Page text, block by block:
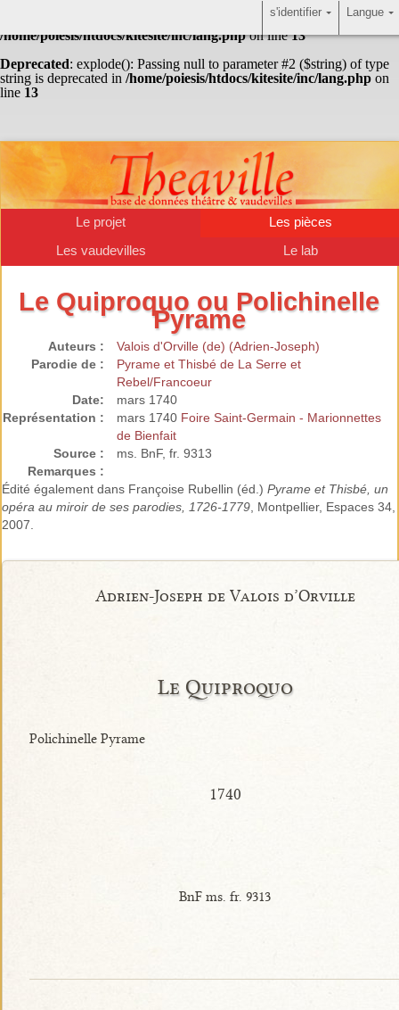
: Undefined array key "HTTP_ACCEPT_LANGUAGE" in
/home/poiesis/htdocs/kitesite/inc/lang.phpon line13
Deprecated: explode(): Passing null to parameter #2 ($string) of type
string is deprecated in /home/poiesis/htdocs/kitesite/inc/lang.php on
line 13
Le projet
Les pièces
Les vaudevilles
Le lab
Le Quiproquo ou Polichinelle
Pyrame
Auteurs :
Valois d'Orville (de) (Adrien-Joseph)
Parodie de :
Pyrame et Thisbé de La Serre et
Rebel/Francoeur
Date:
mars 1740
Représentation :
mars 1740 Foire Saint-Germain - Marionnettes
de Bienfait
Source :
ms. BnF, fr. 9313
Remarques :
Édité également dans Françoise Rubellin (éd.) Pyrame et Thisbé, un
opéra au miroir de ses parodies, 1726-1779, Montpellier, Espaces 34,
2007.
Adrien-Joseph de Valois d’Orville
Le Quiproquo
Polichinelle Pyrame
1740
BnF ms. fr. 9313
Langue
s'identifier